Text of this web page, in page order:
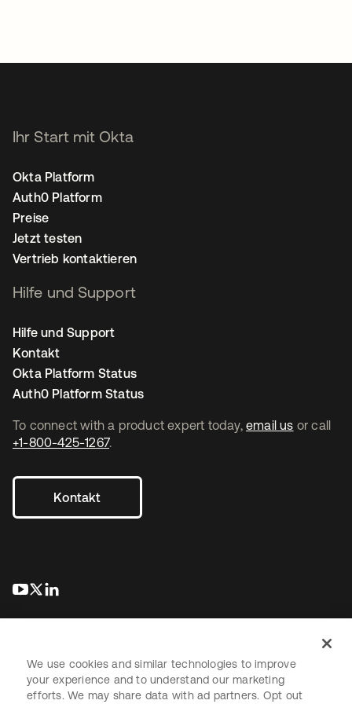
To connect with a product expert today, email us or call
+1-800-425-1267.
Kontakt
wird in einer neuen Registerkarte geöffnet
wird in einer neuen Registerkarte geöffnet
Ihr Start mit Okta
Okta Platform
Auth0 Platform
Preise
Jetzt testen
Vertrieb kontaktieren
Hilfe und Support
Hilfe und Support
Kontakt
Okta Platform Status
Auth0 Platform Status
We use cookies and similar technologies to improve
your experience and to understand our marketing
efforts. We may share data with ad partners. Opt out